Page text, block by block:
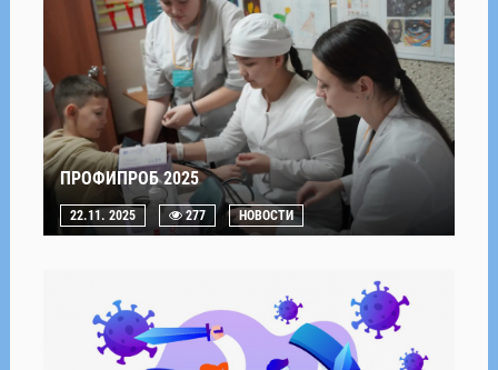
ПРОФИПРОБ 2025
22.11. 2025 277 НОВОСТИ